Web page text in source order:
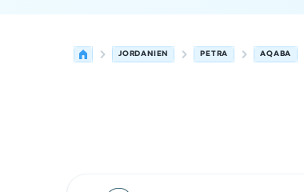
JORDANIEN PETRA AQABA